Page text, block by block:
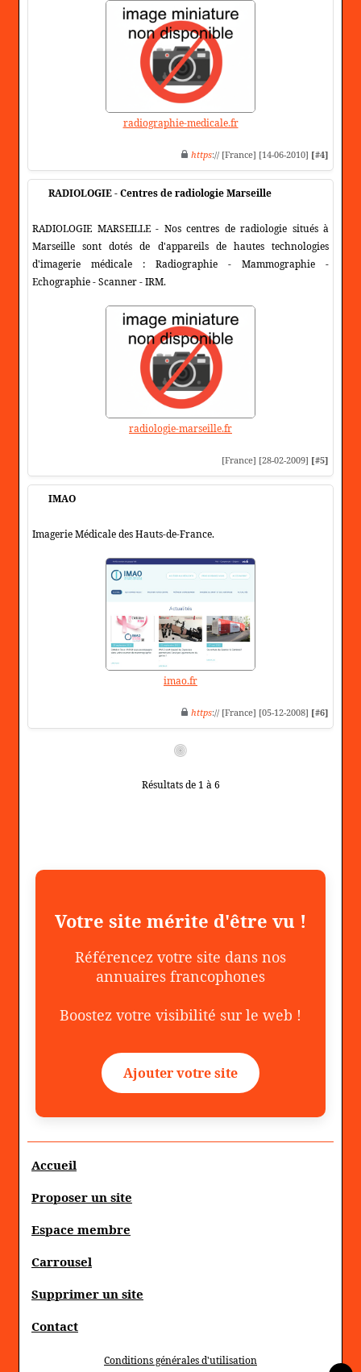
radiographie-medicale.fr
https:// [France] [14-06-2010] [#4]
RADIOLOGIE - Centres de radiologie Marseille
RADIOLOGIE MARSEILLE - Nos centres de radiologie situés à
Marseille sont dotés de d'appareils de hautes technologies
d'imagerie médicale : Radiographie - Mammographie -
Echographie - Scanner - IRM.
radiologie-marseille.fr
[France] [28-02-2009] [#5]
IMAO
Imagerie Médicale des Hauts-de-France.
imao.fr
https:// [France] [05-12-2008] [#6]
Résultats de 1 à 6
Votre site mérite d'être vu !
Référencez votre site dans nos
annuaires francophones
Boostez votre visibilité sur le web !
Ajouter votre site
Accueil
Proposer un site
Espace membre
Carrousel
Supprimer un site
Contact
Conditions générales d'utilisation